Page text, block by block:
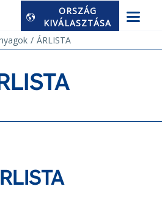
ORSZÁG
KIVÁLASZTÁSA
ÁRLISTA